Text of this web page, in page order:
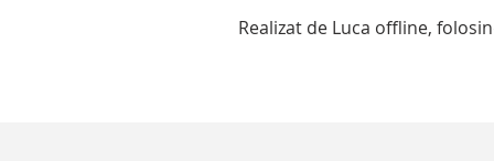
Realizat de Luca offline,